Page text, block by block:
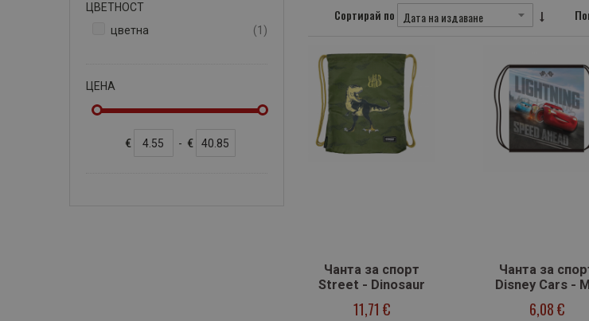
Сортирай по
Чанта за спорт
Street - Dinosaur
11,71 €
Чанта за
Disney Cars -
Queens
6,08 €
ЦВЕТНОСТ
цветна
1 артикул
ЦЕНА
€ - €